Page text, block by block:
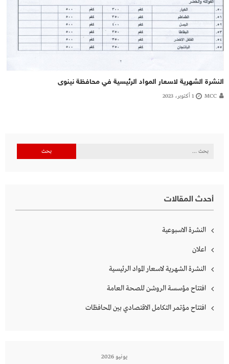
النشرة الشهرية لاسعار المواد الرئيسية في محافظة نينوى
MCC 1 أكتوبر، 2023
البحث
أحدث المقالات
النشرة الاسبوعية
اعلان
النشرة الشهرية لاسعار المواد الرئيسية
افتتاح مؤسسة الروشن للصحة العامة
افتتاح مؤتمر التكامل الاقتصادي بين المحافظات
يونيو 2026